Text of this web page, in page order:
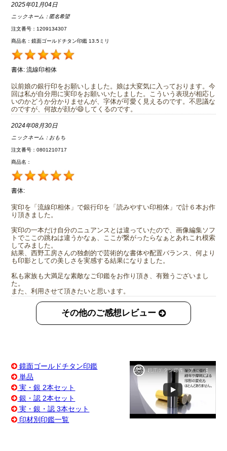
2025年01月04日
ニックネーム： 匿名希望
注文番号：1209134307
商品名：鏡面ゴールドチタン印鑑 13.5ミリ
書体: 流線印相体
以前娘の銀行印をお願いしました。娘は大変気に入っております。今
回は私が自分用に実印をお願いいたしました。こういう表現が相応し
いのかどうか分かりませんが、字体が可愛く見えるのです。不思議な
のですが、何故が顔が😄してくるのです。
2024年08月30日
ニックネーム： おもち
注文番号：0801210717
商品名：
書体:
実印を「流線印相体」で銀行印を「読みやすい印相体」で計６本お作
り頂きました。
実印の一本だけ自分のニュアンスとは違っていたので、画像編集ソフ
トでここの跳ねは違うかなぁ、ここが繋がったらなぁとあれこれ模索
してみました。
結果、西野工房さんの独創的で芸術的な書体や配置バランス、何より
も印影としての美しさを実感する結果になりました。
私も家族も大満足な素敵なご印鑑をお作り頂き、有難うございまし
た。
また、利用させて頂きたいと思います。
その他のご感想レビュー
鏡面ゴールドチタン印鑑
単品
実・銀 2本セット
銀・認 2本セット
実・銀・認 3本セット
印材別印鑑一覧